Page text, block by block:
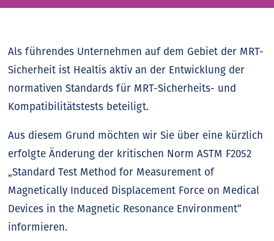
Als führendes Unternehmen auf dem Gebiet der MRT-
Sicherheit ist Healtis aktiv an der Entwicklung der
normativen Standards für MRT-Sicherheits- und
Kompatibilitätstests beteiligt.
Aus diesem Grund möchten wir Sie über eine kürzlich
erfolgte Änderung der kritischen Norm ASTM F2052
„Standard Test Method for Measurement of
Magnetically Induced Displacement Force on Medical
Devices in the Magnetic Resonance Environment“
informieren.